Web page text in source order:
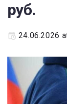
руб.
24.06.2026